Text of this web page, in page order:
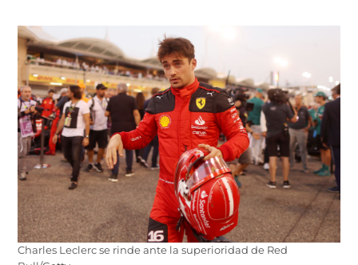
Charles Leclerc se rinde ante la superioridad de Red